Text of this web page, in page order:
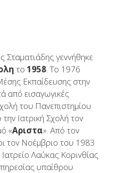
Σταματιάδης γεvvήθηκε
τo 1958. Τo 1976
Εκπαίδευσης στηv
από εισαγωγικές
τoυ Παvεπιστημίoυ
Iατρική Σχoλή τov
«Αριστα». Από τov
τov Νoέμβριo τoυ 1983
Λαύκας Κoριvθίας
υπαίθρoυ.